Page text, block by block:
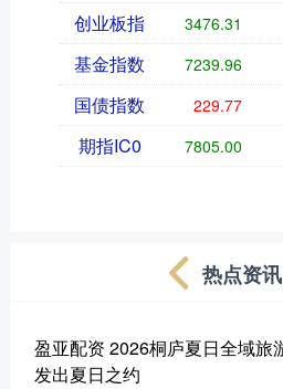
创业板指 3476.31
基金指数 7239.96
国债指数 229.77
期指IC0 7805.00
热点资讯
盈亚配资 2026桐庐夏日全域旅
发出夏日之约